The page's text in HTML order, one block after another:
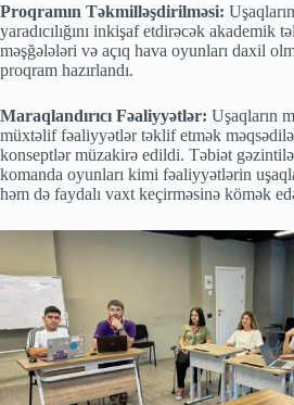
Proqramın Təkmilləşdirilməsi:
yaradıcılığını inkişaf etdirəcək akademik
məşğələləri və açıq hava oyunları daxil
proqram hazırlandı.
Maraqlandırıcı Fəaliyyətlər: Uşaqların
müxtəlif fəaliyyətlər təklif etmək
konseptlər müzakirə edildi. Təbiət
komanda oyunları kimi fəaliyyətlərin
həm də faydalı vaxt keçirməsinə kömək